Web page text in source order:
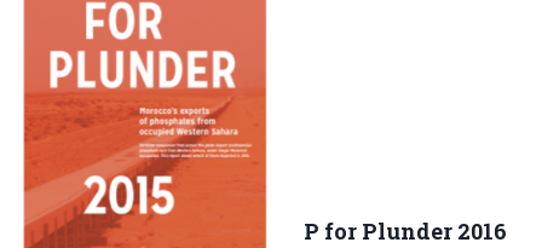
P for Plunder 2016